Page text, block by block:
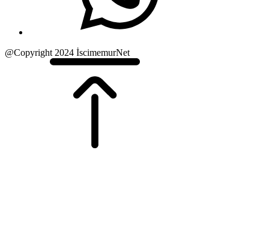
@Copyright 2024 İscimemurNet